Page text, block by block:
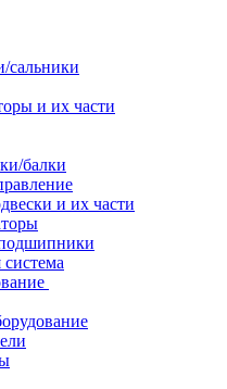
сальники
и их части
балки
и их части